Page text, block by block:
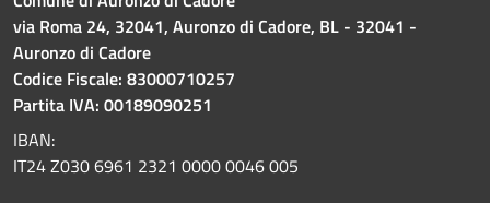
via Roma 24, 32041, Auronzo di Cadore, BL - 32041 -
Auronzo di Cadore
Codice Fiscale: 83000710257
Partita IVA: 00189090251
IBAN:
IT24 Z030 6961 2321 0000 0046 005